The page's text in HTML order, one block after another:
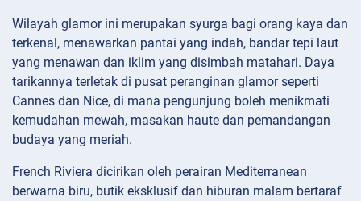
Wilayah glamor ini merupakan syurga bagi orang kaya dan
terkenal, menawarkan pantai yang indah, bandar tepi laut
yang menawan dan iklim yang disimbah matahari. Daya
tarikannya terletak di pusat peranginan glamor seperti
Cannes dan Nice, di mana pengunjung boleh menikmati
kemudahan mewah, masakan haute dan pemandangan
budaya yang meriah.
French Riviera dicirikan oleh perairan Mediterranean
berwarna biru, butik eksklusif dan hiburan malam bertaraf